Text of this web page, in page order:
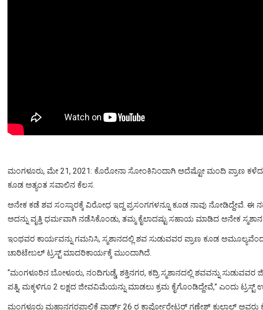
ಮಂಗಳೂರು, ಮೇ 21, 2021: ಕೊರೋನಾ ಸೋಂಕಿನಿಂದಾಗಿ ಅದೆಷ್ಟೋ ಮಂದಿ ಪ್ರಾಣ
ಕೂಡ ಅತ್ಯಂತ ಸವಾಲಿನ ಕೆಲಸ.
ಅನೇಕ ಕಡೆ ಶವ ಸಂಸ್ಕಾರಕ್ಕೆ ವಿರೋಧ ಇದ್ದ ಪ್ರಸಂಗಗಳನ್ನೂ ಕೂಡ ನಾವು ನೋಡಿದ್ದೇವೆ. ಈ
ಅದನ್ನು ವೃತ್ತಿ ಧರ್ಮವಾಗಿ ನಡೆಸಿಕೊಂಡು, ತಮ್ಮ ಕೈಲಾದಷ್ಟು ಸಹಾಯ ಮಾಡಿದ ಅನೇಕ ಸ್ಮಶಾನ
ಇಂಥವರ ಕಾರ್ಯವನ್ನು ಗಮನಿಸಿ, ಸ್ಮಶಾನದಲ್ಲಿ ಶವ ಸುಡುವವರ ಪ್ರಾಣ ಕೂಡ
ಚಾರಿಟೇಬಲ್ ಟ್ರಸ್ಟ್ ಮಾದರಿಕಾರ್ಯಕ್ಕೆ ಮುಂದಾಗಿದೆ.
“ಮಂಗಳೂರಿನ ಬೋಳೂರು, ನಂದಿಗುಡ್ಡೆ, ಶಕ್ತಿನಗರ, ಕದ್ರಿ ಸ್ಮಶಾನದಲ್ಲಿ ಶವವನ್ನು
ಪತ್ನಿ, ಮಕ್ಕಳಿಗೂ 2 ಲಕ್ಷದ ಜೀವವಿಮೆಯನ್ನು ಮಾಡಲು ಕ್ರಮ ಕೈಗೊಂಡಿದ್ದೇವೆ,” ಎಂದು ಟ್ರಸ್ಟ್
ಮಂಗಳೂರು ಮಹಾನಗರಪಾಲಿಕೆ ವಾರ್ಡ್ 26 ರ ಕಾರ್ಪೋರೇಟರ್ ಗಣೇಶ್ ಕುಲಾಲ್ ಅವರು